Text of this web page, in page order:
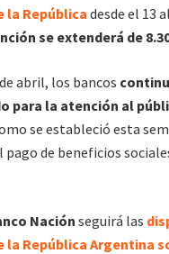
la República desde el 13
se extenderá de
abril, los bancos
para la atención al
se estableció esta
de beneficios
Naciónseguirá las
la República Argentina